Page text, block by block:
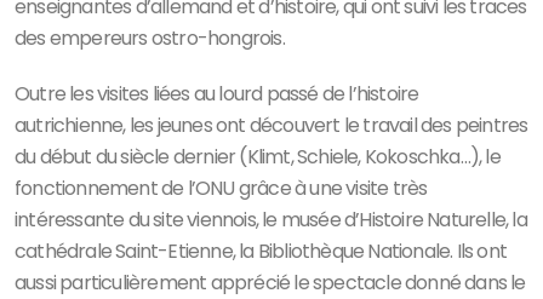
enseignantes d’allemand et d’histoire, qui ont suivi les traces
des empereurs ostro-hongrois.
Outre les visites liées au lourd passé de l’histoire
autrichienne, les jeunes ont découvert le travail des peintres
du début du siècle dernier (Klimt, Schiele, Kokoschka…), le
fonctionnement de l’ONU grâce à une visite très
intéressante du site viennois, le musée d’Histoire Naturelle, la
cathédrale Saint-Etienne, la Bibliothèque Nationale. Ils ont
aussi particulièrement apprécié le spectacle donné dans le